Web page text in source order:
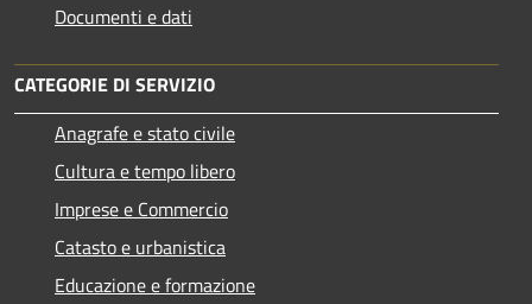
Documenti e dati
CATEGORIE DI SERVIZIO
Anagrafe e stato civile
Cultura e tempo libero
Imprese e Commercio
Catasto e urbanistica
Educazione e formazione